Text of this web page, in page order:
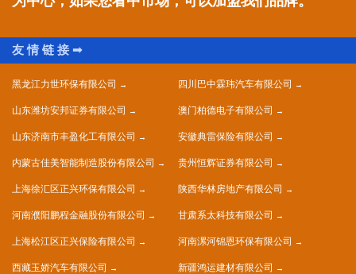
黑龙江力世环保有限公司 四川巴中霖玮汽车有限公司
山东潍坊安邦证券有限公司 澳门柏德电子有限公司
山东济南市丰盈化工有限公司 安徽典雷保险有限公司
内蒙古佳美智能制造股份有限公司 贵州恒辉证券有限公司
上海徐汇区正兴环保有限公司 陕西华林房地产有限公司
河南濮阳鹏程金融股份有限公司 甘肃系太科技有限公司
上海松江区正兴保险有限公司 河南漯河锦恩环保有限公司
西藏玉娇汽车有限公司 新疆鸿运建材有限公司